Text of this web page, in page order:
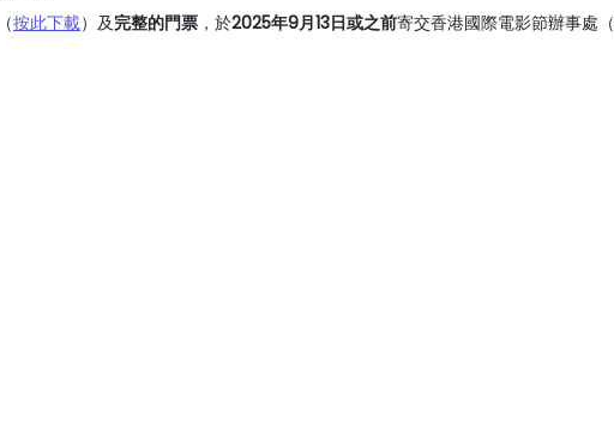
按此下載）及完整的門票 ，於2025年9月13日或之前寄交香港國際電影節辦事處（